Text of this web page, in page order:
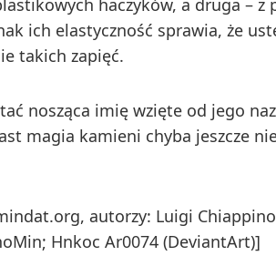
haczyków, a druga – z
ich elastyczność sprawia, że
takich zapięć.
nosząca imię wzięte od jego
magia kamieni chyba jeszcze
autorzy: Luigi
Hnkoc Ar0074 (DeviantArt)]